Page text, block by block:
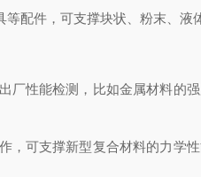
件，可支撑块状、粉末、液
能检测，比如金属材料的
可支撑新型复合材料的力学